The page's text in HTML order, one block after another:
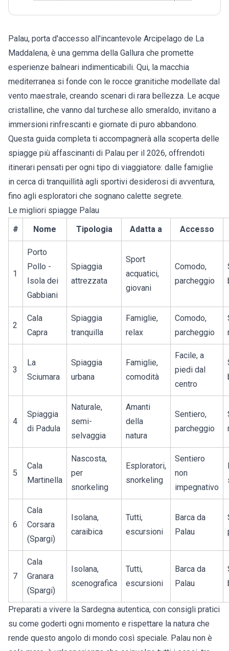
Palau, porta d'accesso all'incantevole Arcipelago de La
Maddalena, è una gemma della Gallura che promette
esperienze balneari indimenticabili. Qui, la macchia
mediterranea si fonde con le rocce granitiche modellate dal
vento maestrale, creando scenari di rara bellezza. Le acque
cristalline, che vanno dal turchese allo smeraldo, invitano a
immersioni rinfrescanti e giornate di puro abbandono.
Questa guida completa ti accompagnerà alla scoperta delle
spiagge più affascinanti di Palau per il 2026, offrendoti
itinerari pensati per ogni tipo di viaggiatore: dalle famiglie
in cerca di tranquillità agli sportivi desiderosi di avventura,
fino agli esploratori che sognano calette segrete.
Le migliori spiagge Palau
#
Nome Tipologia Adatta a Accesso
1
Porto
Pollo -
Isola dei
Gabbiani
Spiaggia
attrezzata
Sport
acquatici,
giovani
Comodo,
parcheggio
2
Cala
Capra
Spiaggia
tranquilla
Famiglie,
relax
Comodo,
parcheggio
3
La
Sciumara
Spiaggia
urbana
Famiglie,
comodità
Facile, a
piedi dal
centro
4
Spiaggia
di Padula
Naturale,
semi-
selvaggia
Amanti
della
natura
Sentiero,
parcheggio
5
Cala
Martinella
Nascosta,
per
snorkeling
Esploratori,
snorkeling
Sentiero
non
impegnativo
6
Cala
Corsara
(Spargi)
Isolana,
caraibica
Tutti,
escursioni
Barca da
Palau
7
Cala
Granara
(Spargi)
Isolana,
scenografica
Tutti,
escursioni
Barca da
Palau
Preparati a vivere la Sardegna autentica, con consigli pratici
su come goderti ogni momento e rispettare la natura che
rende questo angolo di mondo così speciale. Palau non è